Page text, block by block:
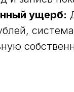
ущерб:
Видеоаналитика